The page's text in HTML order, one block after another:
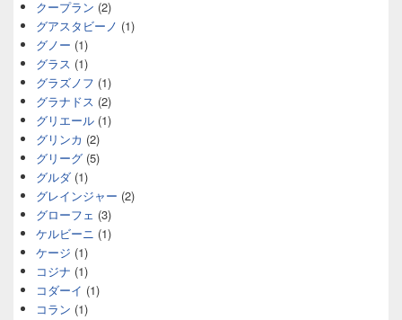
クープラン (2)
グアスタビーノ (1)
グノー (1)
グラス (1)
グラズノフ (1)
グラナドス (2)
グリエール (1)
グリンカ (2)
グリーグ (5)
グルダ (1)
グレインジャー (2)
グローフェ (3)
ケルビーニ (1)
ケージ (1)
コジナ (1)
コダーイ (1)
コラン (1)